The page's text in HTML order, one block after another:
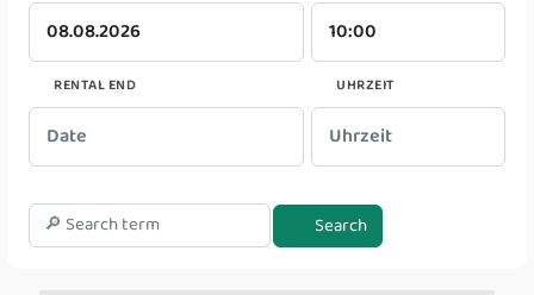
RENTAL END UHRZEIT
Search